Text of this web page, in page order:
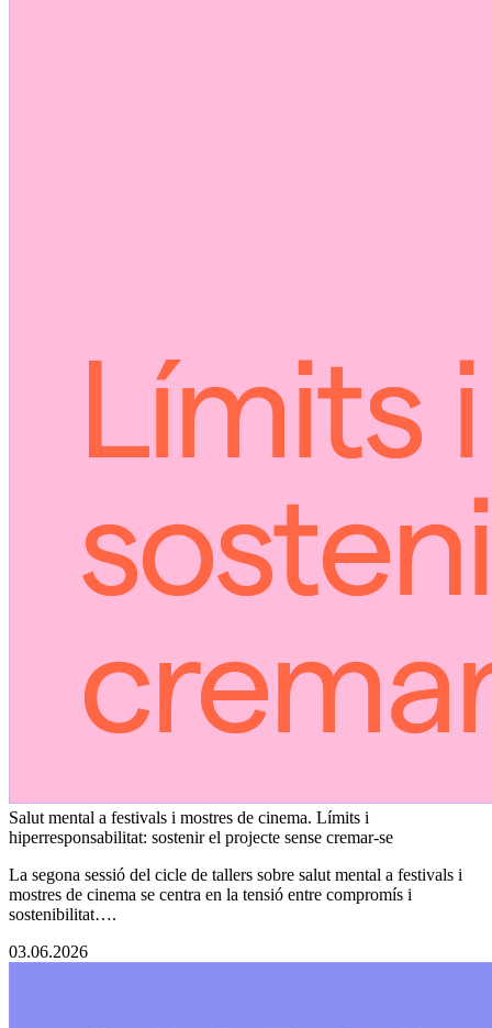
Salut mental a festivals i mostres de cinema. Límits i
hiperresponsabilitat: sostenir el projecte sense cremar-se
La segona sessió del cicle de tallers sobre salut mental a festivals i
mostres de cinema se centra en la tensió entre compromís i
sostenibilitat….
03.06.2026